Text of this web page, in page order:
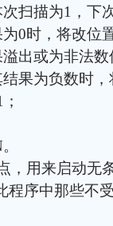
扫描为1，下
0时，将改位
出或为非法
果为负数时
，用来启动无
程序中那些不